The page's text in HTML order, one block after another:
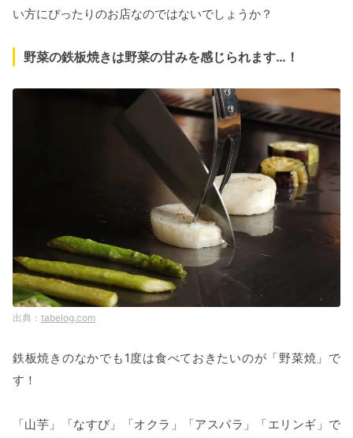
い方にぴったりのお店なのではないでしょうか？
野菜の鉄板焼きは野菜の甘みを感じられます…！
tabelog.com
鉄板焼きのなかでも1度は食べておきたいのが「野菜焼」で
す！
「山芋」「なすび」「オクラ」「アスパラ」「エリンギ」で